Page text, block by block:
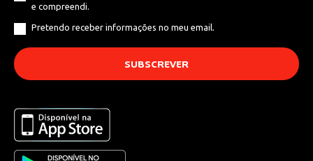
e compreendi.
Pretendo receber informações no meu email.